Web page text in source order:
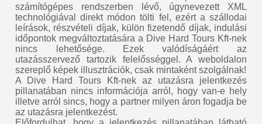
számítógépes rendszerben lévő, úgynevezett XML
technológiával direkt módon tölti fel, ezért a szállodai
leírások, részvételi díjak, külön fizetendő díjak, indulási
időpontok megváltoztatására a Dive Hard Tours Kft-nek
nincs lehetősége. Ezek valódíságáért az
utazásszervező tartozik felelősséggel. A weboldalon
szereplő képek illusztrációk, csak mintaként szolgálnak!
A Dive Hard Tours Kft-nek az utazásra jelentkezés
pillanatában nincs információja arról, hogy van-e hely
illetve arról sincs, hogy a partner milyen áron fogadja be
az utazásra jelentkezést.